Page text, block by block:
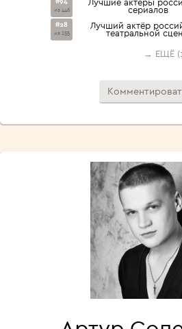
из 446 сериалов
#28
из 155
Лучший актёр
театральной
→ ЕЩЁ